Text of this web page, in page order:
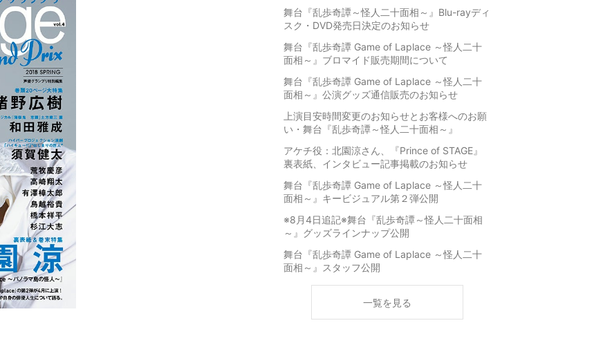
舞台『乱歩奇譚～怪人二十面相～』Blu-rayディ
スク・DVD発売日決定のお知らせ
舞台『乱歩奇譚 Game of Laplace ～怪人二十
面相～』ブロマイド販売期間について
舞台『乱歩奇譚 Game of Laplace ～怪人二十
面相～』公演グッズ通信販売のお知らせ
上演目安時間変更のお知らせとお客様へのお願
い・舞台『乱歩奇譚～怪人二十面相～』
アケチ役：北園涼さん、『Prince of STAGE』
裏表紙、インタビュー記事掲載のお知らせ
舞台『乱歩奇譚 Game of Laplace ～怪人二十
面相～』キービジュアル第２弾公開
※8月4日追記※舞台『乱歩奇譚～怪人二十面相
～』グッズラインナップ公開
舞台『乱歩奇譚 Game of Laplace ～怪人二十
面相～』スタッフ公開
一覧を見る